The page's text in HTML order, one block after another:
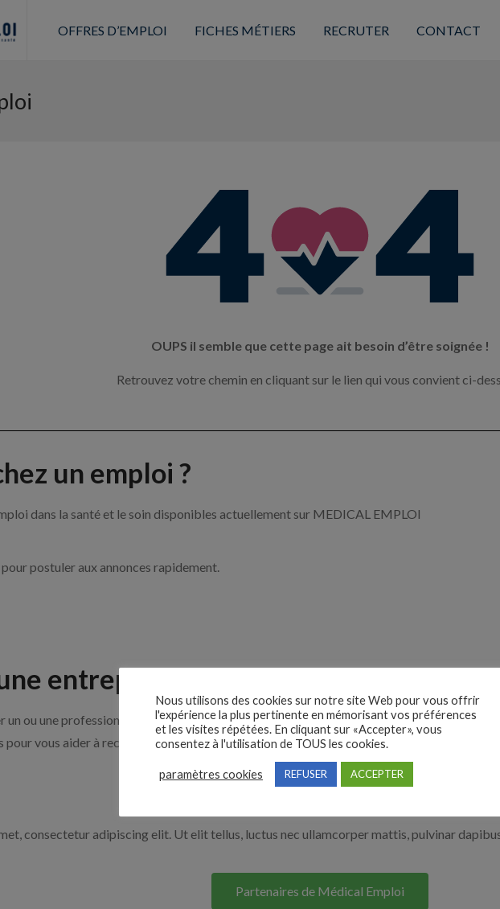
OFFRES D’EMPLOI FICHES MÉTIERS RECRUTER CONTACT
OUPS il semble que cette page ait besoin d’être soignée !
Retrouvez votre chemin en cliquant sur le lien qui vous convient ci-
un emploi ?
dans la santé et le soin disponibles actuellement sur MEDICAL EMPLOI
postuler aux annonces rapidement.
entreprise ?
un ou une professionnelle de santé par exemple un infirmier, un pharmacien ou encore un
pour vous aider à recruter en cliquant sur le bouton ci-dessous.
Nos solutions entreprises
consectetur adipiscing elit. Ut elit tellus, luctus nec ullamcorper mattis, pulvinar
Partenaires de Médical Emploi
Nous utilisons des cookies sur notre site Web pour vous offrir
l'expérience la plus pertinente en mémorisant vos préférences
et les visites répétées. En cliquant sur «Accepter», vous
consentez à l'utilisation de TOUS les cookies.
paramètres cookies REFUSER ACCEPTER